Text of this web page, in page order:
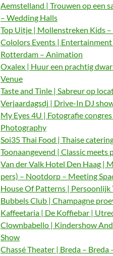
Aemstelland | Trouwen op een
– Wedding Halls
Top Uitje | Mollenstreken Kids
Cololors Events |
Rotterdam – Animation
Oxalex | Huur een prachtig
Venue
Taste and Tinle | Sabreur op
Verjaardagsdj | Drive-In DJ
My Eyes 4U | Fotografie
Photography
Soi35 Thai Food | Thaise
Toonaangevend | Classic
Van der Valk Hotel Den Haag |
pers) – Nootdorp – Meeting
House Of Patterns |
Bubbels Club | Champagne
Kaffeetaria | De Koffiebar |
Clownbabello | Kindershow
Show
Chassé Theater | Breda – Breda